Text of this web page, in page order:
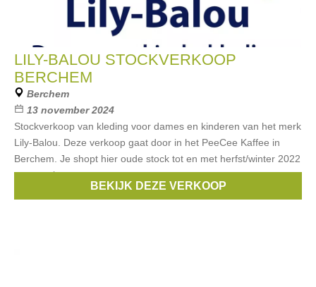
LILY-BALOU STOCKVERKOOP
BERCHEM
Berchem
13 november 2024
Stockverkoop van kleding voor dames en kinderen van het merk
Lily-Balou. Deze verkoop gaat door in het PeeCee Kaffee in
Berchem. Je shopt hier oude stock tot en met herfst/winter 2022
en samples
Lily Balou
BEKIJK DEZE VERKOOP